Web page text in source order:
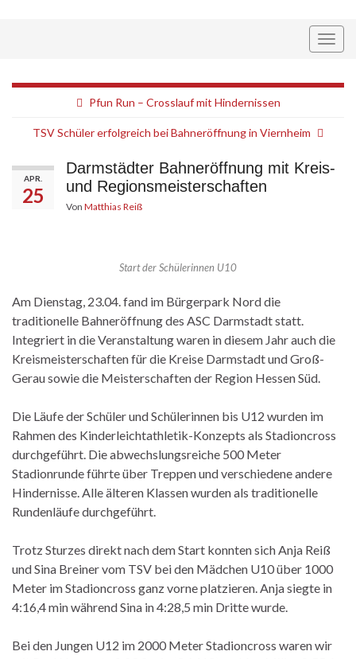
Pfun Run – Crosslauf mit Hindernissen
TSV Schüler erfolgreich bei Bahneröffnung in Viernheim
APR.
25
Darmstädter Bahneröffnung mit Kreis-
und Regionsmeisterschaften
Von Matthias Reiß
Start der Schülerinnen U10
Am Dienstag, 23.04. fand im Bürgerpark Nord die
traditionelle Bahneröffnung des ASC Darmstadt statt.
Integriert in die Veranstaltung waren in diesem Jahr auch die
Kreismeisterschaften für die Kreise Darmstadt und Groß-
Gerau sowie die Meisterschaften der Region Hessen Süd.
Die Läufe der Schüler und Schülerinnen bis U12 wurden im
Rahmen des Kinderleichtathletik-Konzepts als Stadioncross
durchgeführt. Die abwechslungsreiche 500 Meter
Stadionrunde führte über Treppen und verschiedene andere
Hindernisse. Alle älteren Klassen wurden als traditionelle
Rundenläufe durchgeführt.
Trotz Sturzes direkt nach dem Start konnten sich Anja Reiß
und Sina Breiner vom TSV bei den Mädchen U10 über 1000
Meter im Stadioncross ganz vorne platzieren. Anja siegte in
4:16,4 min während Sina in 4:28,5 min Dritte wurde.
Bei den Jungen U12 im 2000 Meter Stadioncross waren wir